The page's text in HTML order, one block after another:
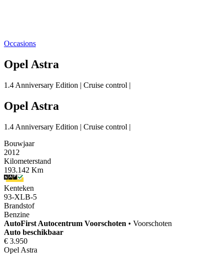
Occasions
Opel Astra
1.4 Anniversary Edition | Cruise control |
Opel Astra
1.4 Anniversary Edition | Cruise control |
Bouwjaar
2012
Kilometerstand
193.142 Km
Kenteken
93-XLB-5
Brandstof
Benzine
AutoFirst Autocentrum Voorschoten • Voorschoten
Auto beschikbaar
€ 3.950
Opel Astra